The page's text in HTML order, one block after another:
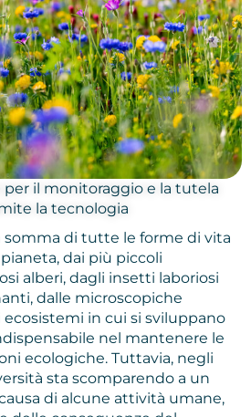
il monitoraggio e la tutela
la tecnologia
somma di tutte le forme di vita
dai più piccoli
alberi, dagli insetti laboriosi
dalle microscopiche
in cui si sviluppano
nel mantenere le
ecologiche. Tuttavia, negli
sta scomparendo a un
di alcune attività umane,